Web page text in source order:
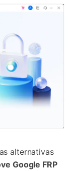
alternativas
Google FRP